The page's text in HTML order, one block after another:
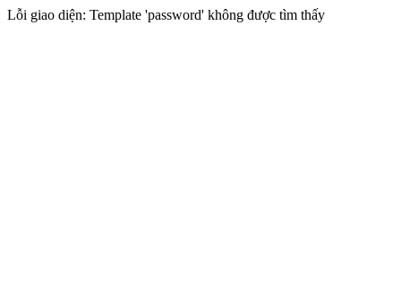
Lỗi giao diện: Template 'password' không được tìm thấy